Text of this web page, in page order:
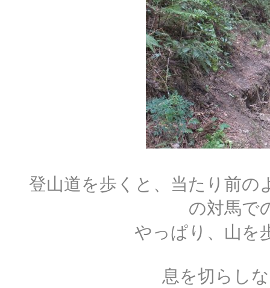
登山道を歩くと、当たり前の
の対馬で
やっぱり、山を
息を切らし